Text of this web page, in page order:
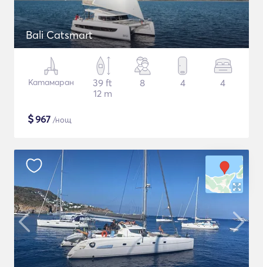
Bali Catsmart
Катамаран
39 ft
12 m
8 4 4
$967 /нощ